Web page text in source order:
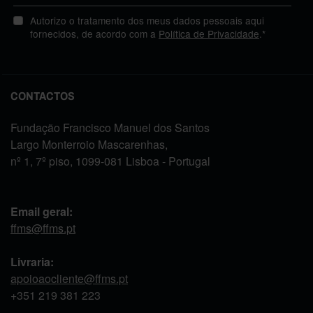
Autorizo o tratamento dos meus dados pessoais aqui
fornecidos, de acordo com a Política de Privacidade.*
CONTACTOS
Fundação Francisco Manuel dos Santos
Largo Monterroio Mascarenhas,
nº 1, 7º piso, 1099-081 Lisboa - Portugal
Email geral:
ffms@ffms.pt
Livraria:
apoioaocliente@ffms.pt
+351 219 381 223